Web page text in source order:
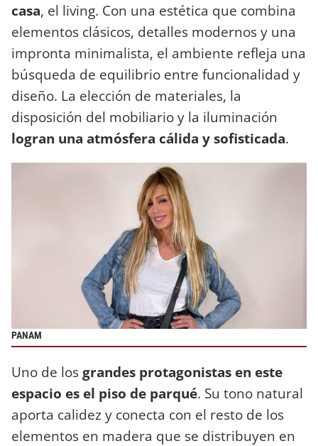
casa, el living. Con una estética que combina
elementos clásicos, detalles modernos y una
impronta minimalista, el ambiente refleja una
búsqueda de equilibrio entre funcionalidad y
diseño. La elección de materiales, la
disposición del mobiliario y la iluminación
logran una atmósfera cálida y sofisticada.
PANAM
Uno de losgrandes protagonistas en este
espacio es el piso de parqué. Su tono natural
aporta calidez y conecta con el resto de los
elementos en madera que se distribuyen en